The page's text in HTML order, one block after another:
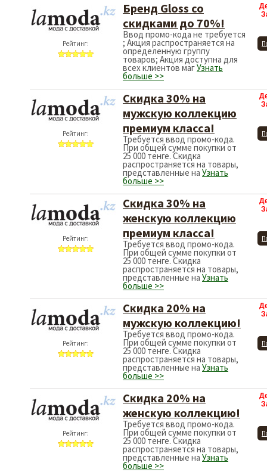
Рейтинг:
Бренд Gloss со
скидками до 70%!
Ввод промо-кода не требуется
; Акция распространяется на
определенную группу
товаров; Акция доступна для
всех клиентов магУзнать
больше >>
Рейтинг:
Скидка 30% на
мужскую коллекцию
премиум класса!
Требуется ввод промо-кода.
При общей сумме покупки от
25 000 тенге. Скидка
распространяется на товары,
представленные на Узнать
больше >>
Рейтинг:
Скидка 30% на
женскую коллекцию
премиум класса!
Требуется ввод промо-кода.
При общей сумме покупки от
25 000 тенге. Скидка
распространяется на товары,
представленные на Узнать
больше >>
Рейтинг:
Скидка 20% на
мужскую коллекцию!
Требуется ввод промо-кода.
При общей сумме покупки от
25 000 тенге. Скидка
распространяется на товары,
представленные на Узнать
больше >>
Рейтинг:
Скидка 20% на
женскую коллекцию!
Требуется ввод промо-кода.
При общей сумме покупки от
25 000 тенге. Скидка
распространяется на товары,
представленные на Узнать
больше >>